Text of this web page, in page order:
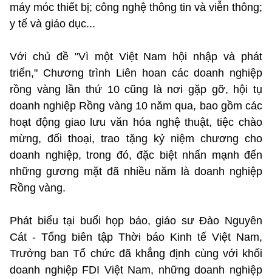
máy móc thiết bị; công nghệ thông tin và viễn thông;
y tế và giáo dục...
Với chủ đề "Vì một Việt Nam hội nhập và phát
triển," Chương trình Liên hoan các doanh nghiệp
rồng vàng lần thứ 10 cũng là nơi gặp gỡ, hội tụ
doanh nghiệp Rồng vàng 10 năm qua, bao gồm các
hoạt động giao lưu văn hóa nghệ thuật, tiệc chào
mừng, đối thoại, trao tặng kỷ niệm chương cho
doanh nghiệp, trong đó, đặc biệt nhấn mạnh đến
những gương mặt đã nhiều năm là doanh nghiệp
Rồng vàng.
Phát biểu tại buổi họp báo, giáo sư Đào Nguyên
Cát - Tổng biên tập Thời báo Kinh tế Việt Nam,
Trưởng ban Tổ chức đã khẳng định cùng với khối
doanh nghiệp FDI Việt Nam, những doanh nghiệp